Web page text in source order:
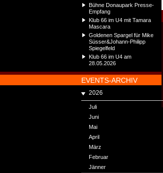
Bühne Donaupark Presse-
Empfang
Klub 66 im U4 mit Tamara
Mascara
Goldenen Spargel für Mike
Süsser&Johann-Philipp
Spiegelfeld
Klub 66 im U4 am
28.05.2026
EVENTS-ARCHIV
2026
Juli
Juni
Mai
April
März
Februar
Jänner